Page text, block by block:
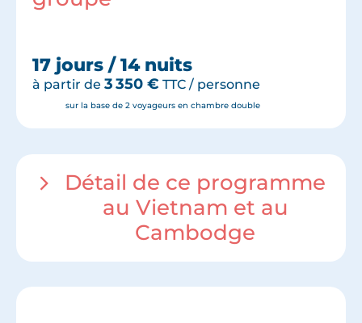
17 jours / 14 nuits
à partir de 3 350 € TTC / personne
sur la base de 2 voyageurs en chambre double
Détail de ce programme
au Vietnam et au
Cambodge